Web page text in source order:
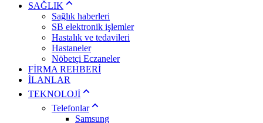
SAĞLIK
Sağlık haberleri
SB elektronik işlemler
Hastalık ve tedavileri
Hastaneler
Nöbetçi Eczaneler
FİRMA REHBERİ
İLANLAR
TEKNOLOJİ
Telefonlar
Samsung